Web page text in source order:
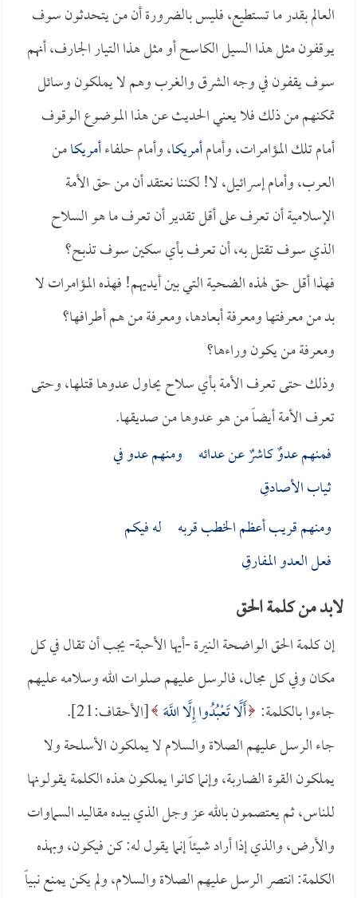
العالم بقدر ما تستطيع، فليس بالضرورة أن من يتحدثون سوف
يوقفون مثل هذا السيل الكاسح أو مثل هذا التيار الجارف، أنهم
سوف يقفون في وجه الشرق والغرب وهم لا يملكون وسائل
تمكنهم من ذلك فلا يعني الحديث عن هذا الموضوع الوقوف
أمام تلك المؤامرات، وأمامأمريكا، وأمام حلفاءأمريكامن
العرب، وأمام إسرائيل، لا! لكننا نعتقد أن من حق الأمة
الإسلامية أن تعرف على أقل تقدير أن تعرف ما هو السلاح
الذي سوف تقتل به، أن تعرف بأي سكين سوف تذبح؟
فهذا أقل حق لهذه الضحية التي بين أيديهم! فهذه المؤامرات لا
بد من معرفتها ومعرفة أبعادها، ومعرفة من هم أطرافها؟
ومعرفة من يكون وراءها؟
وذلك حتى تعرف الأمة بأي سلاح يحاول عدوها قتلها، وحتى
تعرف الأمة أيضاً من هو عدوها من صديقها.
فمنهم عدوٌ كاشرٌ عن عدائه ومنهم عدو في
ثياب الأصادقِ
ومنهم قريب أعظم الخطب قربه له فيكم
فعل العدو المفارقِ
لابد من كلمة الحق
إن كلمة الحق الواضحة النيرة -أيها الأحبة- يجب أن تقال في كل
مكان وفي كل مجال، فالرسل عليهم صلوات الله وسلامه عليهم
جاءوا بالكلمة: أَلَّا تَعْبُدُوا إِلَّا اللَّهَ [الأحقاف:21].
جاء الرسل عليهم الصلاة والسلام لا يملكون الأسلحة ولا
يملكون القوة الضاربة، وإنما كانوا يملكون هذه الكلمة يقولونها
للناس، ثم يعتصمون بالله عز وجل الذي بيده مقاليد السماوات
والأرض، والذي إذا أراد شيئاً إنما يقول له: كن فيكون، وبهذه
الكلمة: انتصر الرسل عليهم الصلاة والسلام، ولم يكن يمنع نبياً